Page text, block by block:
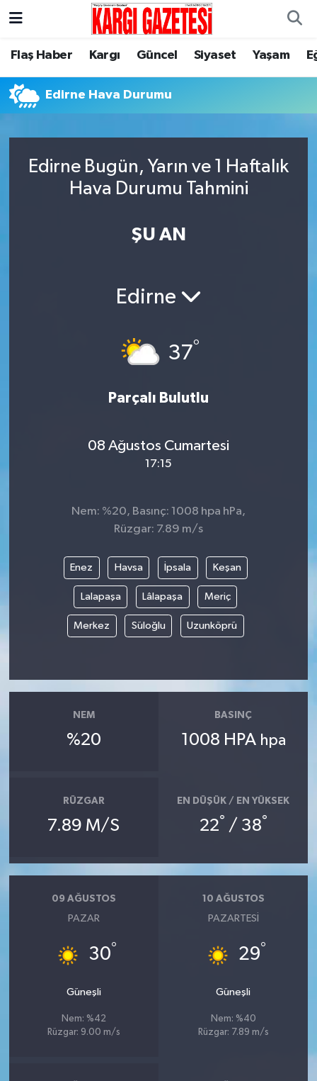
Flaş Haber Kargı Güncel Siyaset Yaşam
Edirne Hava Durumu
Edirne Bugün, Yarın ve 1 Haftalık
Hava Durumu Tahmini
ŞU AN
Edirne
37°
Parçalı Bulutlu
08 Ağustos Cumartesi
17:15
Nem: %20, Basınç: 1008 hpa hPa,
Rüzgar: 7.89 m/s
Enez Havsa İpsala Keşan
Lalapaşa Lâlapaşa Meriç
Merkez Süloğlu Uzunköprü
NEM
%20
BASINÇ
1008 HPA hpa
RÜZGAR
7.89 M/S
EN DÜŞÜK / EN YÜKSEK
22° / 38°
09 AĞUSTOS
PAZAR
30°
Güneşli
Nem: %42
Rüzgar: 9.00 m/s
10 AĞUSTOS
PAZARTESI
29°
Güneşli
Nem: %40
Rüzgar: 7.89 m/s
Flaş Haber
Kargı
Siyaset
Yaşam
Nöbetçi Eczaneler
Hava Durumu
Trafik Durumu
Süper Lig Puan Durumu ve Fikstür